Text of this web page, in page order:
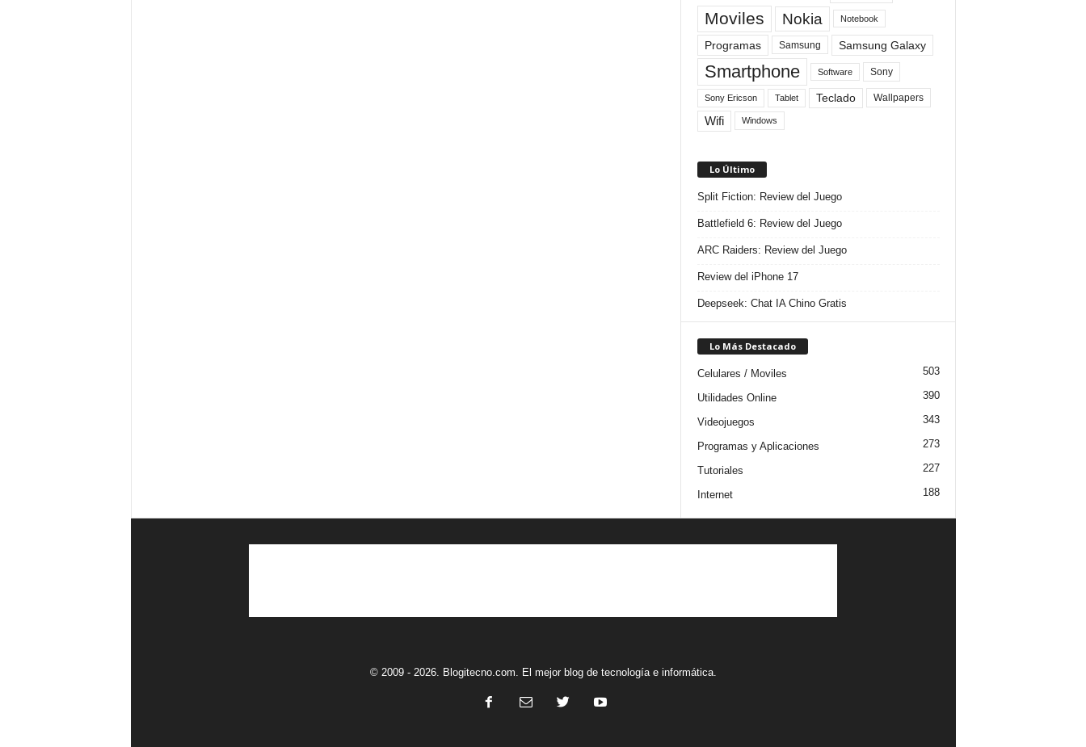
Moviles Nokia Notebook
Programas Samsung Samsung Galaxy
Smartphone Software Sony
Sony Ericson Tablet Teclado Wallpapers
Wifi Windows
Lo Último
Split Fiction: Review del Juego
Battlefield 6: Review del Juego
ARC Raiders: Review del Juego
Review del iPhone 17
Deepseek: Chat IA Chino Gratis
Lo Más Destacado
Celulares / Moviles 503
Utilidades Online 390
Videojuegos 343
Programas y Aplicaciones 273
Tutoriales 227
Internet 188
© 2009 - 2026. Blogitecno.com. El mejor blog de tecnología e informática.